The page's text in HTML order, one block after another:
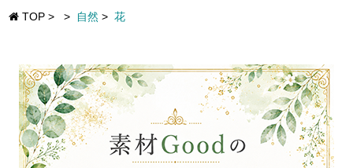
TOP > > 自然 > 花